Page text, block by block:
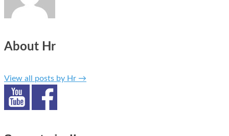
About Hr
View all posts by Hr →